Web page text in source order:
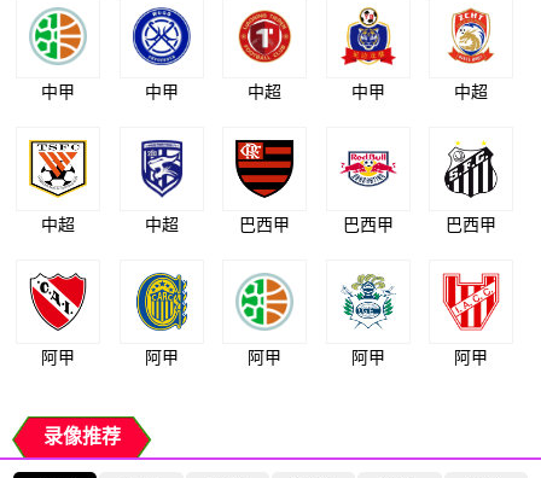
中甲 中甲 中超 中甲 中超
中超 中超 巴西甲 巴西甲 巴西甲
阿甲 阿甲 阿甲 阿甲 阿甲
录像推荐